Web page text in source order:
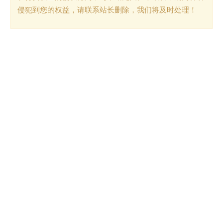
侵犯到您的权益，请联系站长删除，我们将及时处理！